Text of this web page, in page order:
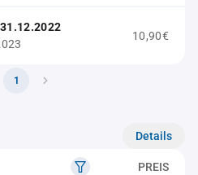
10,90€
1
Details
PREIS